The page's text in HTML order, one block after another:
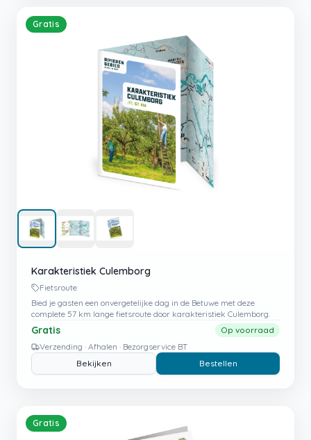
Gratis
Karakteristiek Culemborg
Fietsroute
Bied je gasten een onvergetelijke dag in de Betuwe met deze
complete 57 km lange fietsroute door karakteristiek Culemborg.
Gratis
Op voorraad
Verzending · Afhalen · Bezorgservice BT
Bekijken
Bestellen
Gratis